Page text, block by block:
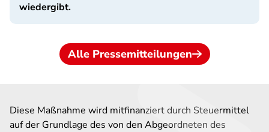
wiedergibt.
Alle Pressemitteilungen
Diese Maßnahme wird mitfinanziert durch Steuermittel
auf der Grundlage des von den Abgeordneten des